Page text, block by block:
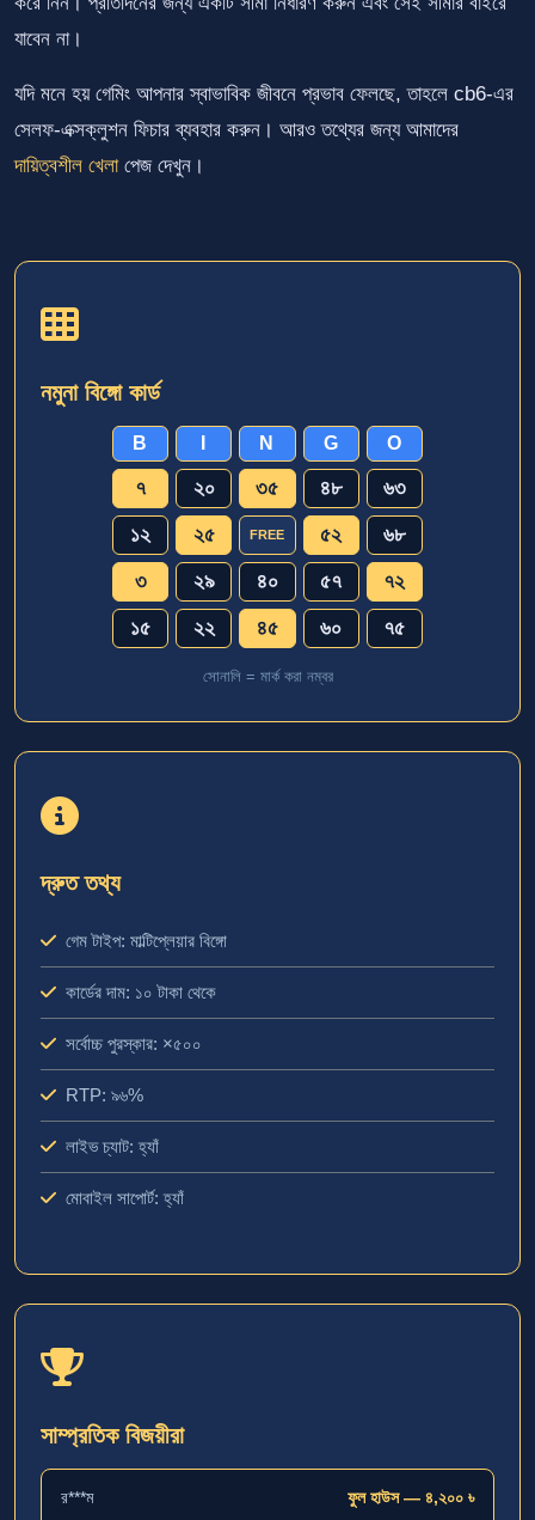
যাবেন না।
যদি মনে হয় গেমিং আপনার স্বাভাবিক জীবনে প্রভাব ফেলছে, তাহলে cb6-এর
সেলফ-এক্সক্লুশন ফিচার ব্যবহার করুন। আরও তথ্যের জন্য আমাদের
দায়িত্বশীল খেলাপেজ দেখুন।
নমুনা বিঙ্গো কার্ড
B N G O
৭ ২০ ৩৫ ৪৮
৬৩
১২
২৫ FREE ৫২
৬৮
৩
২৯ ৪০ ৫৭
৭২
১৫
২২ ৪৫ ৬০ ৭৫
সোনালি = মার্ক করা নম্বর
দ্রুত তথ্য
গেম টাইপ: মাল্টিপ্লেয়ার বিঙ্গো
কার্ডের দাম: ১০ টাকা থেকে
সর্বোচ্চ পুরস্কার: ×৫০০
RTP: ৯৬%
লাইভ চ্যাট: হ্যাঁ
মোবাইল সাপোর্ট: হ্যাঁ
সাম্প্রতিক বিজয়ীরা
র***ম ফুল হাউস — ৪,২০০ ৳